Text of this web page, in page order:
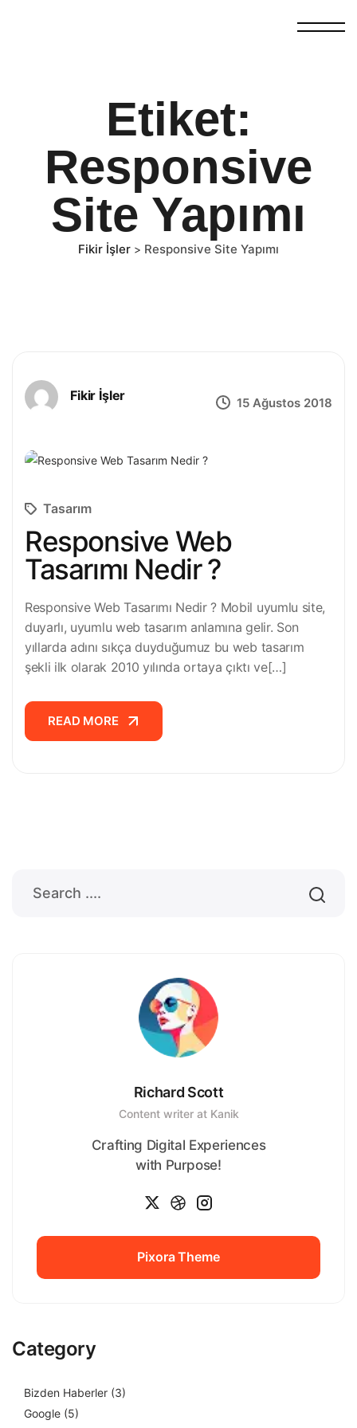
Etiket:
Responsive
Site Yapımı
Fikir İşler > Responsive Site Yapımı
Fikir İşler 15 Ağustos 2018
Tasarım
Responsive Web
Tasarımı Nedir ?
Responsive Web Tasarımı Nedir ? Mobil uyumlu site,
duyarlı, uyumlu web tasarım anlamına gelir. Son
yıllarda adını sıkça duyduğumuz bu web tasarım
şekli ilk olarak 2010 yılında ortaya çıktı ve[…]
READ MORE
Richard Scott
Content writer at Kanik
Crafting Digital Experiences
with Purpose!
Pixora Theme
Category
Bizden Haberler (3)
Google (5)